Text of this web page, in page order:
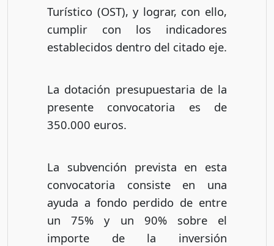
Turístico (OST), y lograr, con ello,
cumplir con los indicadores
establecidos dentro del citado eje.
La dotación presupuestaria de la
presente convocatoria es de
350.000 euros.
La subvención prevista en esta
convocatoria consiste en una
ayuda a fondo perdido de entre
un 75% y un 90% sobre el
importe de la inversión